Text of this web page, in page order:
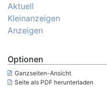
Aktuell
Kleinanzeigen
Anzeigen
Optionen
Ganzseiten-Ansicht
Seite als PDF herunterladen